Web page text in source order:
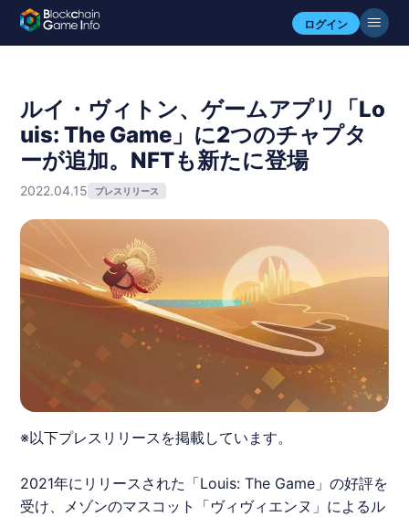
ログイン
ルイ・ヴィトン、ゲームアプリ「Lo
uis: The Game」に2つのチャプタ
ーが追加。NFTも新たに登場
2022.04.15 プレスリリース
※以下プレスリリースを掲載しています。
2021年にリリースされた「Louis: The Game」の好評を
受け、メゾンのマスコット「ヴィヴィエンヌ」による ル